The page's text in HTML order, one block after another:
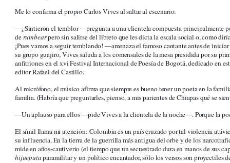
Me lo confirma el propio Carlos Vives al saltar al escenario:
―¿Sintieron el temblor ―pregunta a una clientela compuesta principalmente
derumbearpero sin salirse del libreto que les dicta la escala social o, como
¡Pues vamos a seguir temblando! ―amenaza el famoso cantante antes de
su grupo guajiro, Vives saluda a los comensales de la mesa presidida por su
anfitriones en el xvi Festival Internacional de Poesía de Bogotá, dedicado en
editor Rafael del Castillo.
Al micrófono, el músico afirma que siempre es bueno tener un poeta en la
familia. (Habría que preguntarles, pienso, a mis parientes de Chiapas qué se
―Un aplauso para ellos ―pide Vives a la clientela de la noche―. Porque la
El símil llama mi atención: Colombia es un país cruzado por tal violencia
su influencia. En la tierra de la guerrilla más antigua del orbe y de los
mide en años-cautiverio (el tiempo que un secuestrado dura en manos de sus
hijueputaparamilitar y un político encantador, sólo los versos son proyectiles